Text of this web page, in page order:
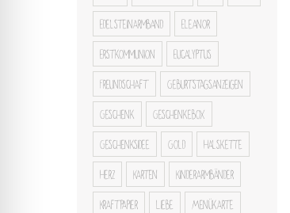
Edelsteinarmband Eleanor
Erstkommunion Eucalyptus
Freundschaft Geburtstagsanzeigen
Geschenk Geschenkebox
Geschenksidee Gold Halskette
Herz Karten Kinderarmbänder
Kraftpapier Liebe Menükarte